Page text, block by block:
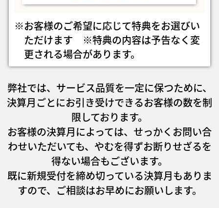
※お客様のご希望に応じて特典をお選びい
ただけます ※特典の内容は予告なく変
更される場合があります。
弊社では、サービス品質を一定に保つために、
決算月ごとにお引き受けできるお客様の数を制
限しております。
お客様の決算月によっては、せっかくお問い合
わせいただいても、やむを得ずお断りせざるを
得ない場合もございます。
既に新規受付を締め切っている決算月もありま
すので、ご相談はお早めにお願いします。